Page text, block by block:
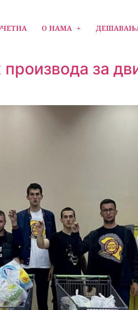
О НАМА
за